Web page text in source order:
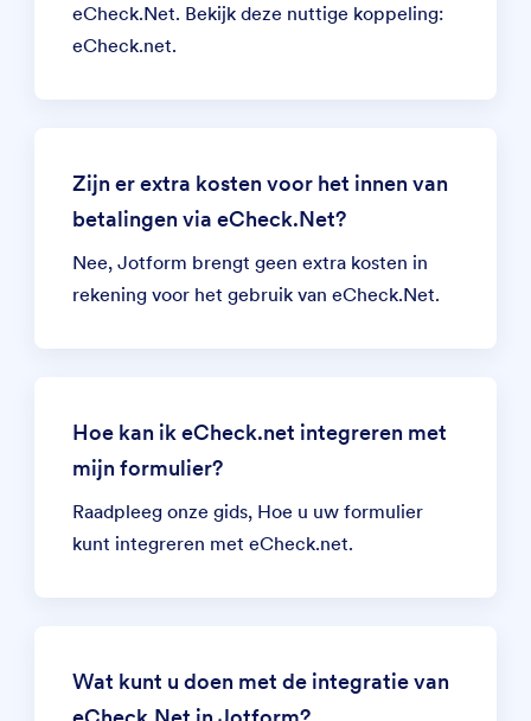
eCheck.Net. Bekijk deze nuttige koppeling:
eCheck.net.
Zijn er extra kosten voor het innen van
betalingen via eCheck.Net?
Nee, Jotform brengt geen extra kosten in
rekening voor het gebruik van eCheck.Net.
Hoe kan ik eCheck.net integreren met
mijn formulier?
Raadpleeg onze gids, Hoe u uw formulier
kunt integreren met eCheck.net.
Wat kunt u doen met de integratie van